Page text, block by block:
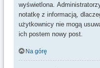
wyświetlona.
notatkę z informacją,
użytkownicy nie mogą
ich postem nowy post.
Na górę